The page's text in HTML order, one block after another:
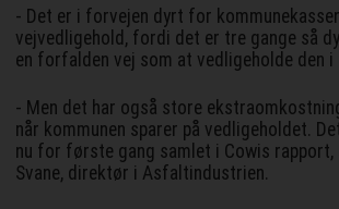
- Det er i forvejen dyrt for
vejvedligehold, fordi det er tre gange så
en forfalden vej som at vedligeholde den i
- Men det har også store
når kommunen sparer på vedligeholdet.
nu for første gang samlet i Cowis rapport,
Svane, direktør i Asfaltindustrien.